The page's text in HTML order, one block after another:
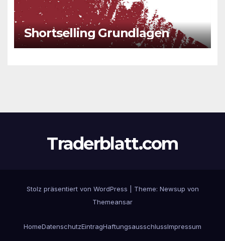
Shortselling Grundlagen
Traderblatt.com
Stolz präsentiert von WordPress Theme: Newsup von
Themeansar
HomeDatenschutzEintragHaftungsausschlussImpressum